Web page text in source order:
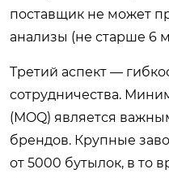
поставщик не может
анализы (не старше 6
Третий аспект —
сотрудничества.
(MOQ) является
брендов. Крупные
от 5000 бутылок, в то